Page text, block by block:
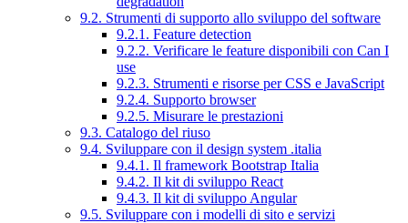
9.2. Strumenti di supporto allo sviluppo del software
9.2.1. Feature detection
9.2.2. Verificare le feature disponibili con Can I
use
9.2.3. Strumenti e risorse per CSS e JavaScript
9.2.4. Supporto browser
9.2.5. Misurare le prestazioni
9.3. Catalogo del riuso
9.4. Sviluppare con il design system .italia
9.4.1. Il framework Bootstrap Italia
9.4.2. Il kit di sviluppo React
9.4.3. Il kit di sviluppo Angular
9.5. Sviluppare con i modelli di sito e servizi